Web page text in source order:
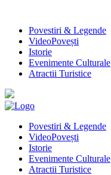
Povestiri & Legende
VideoPovești
Istorie
Evenimente Culturale
Atractii Turistice
Povestiri & Legende
VideoPovești
Istorie
Evenimente Culturale
Atractii Turistice